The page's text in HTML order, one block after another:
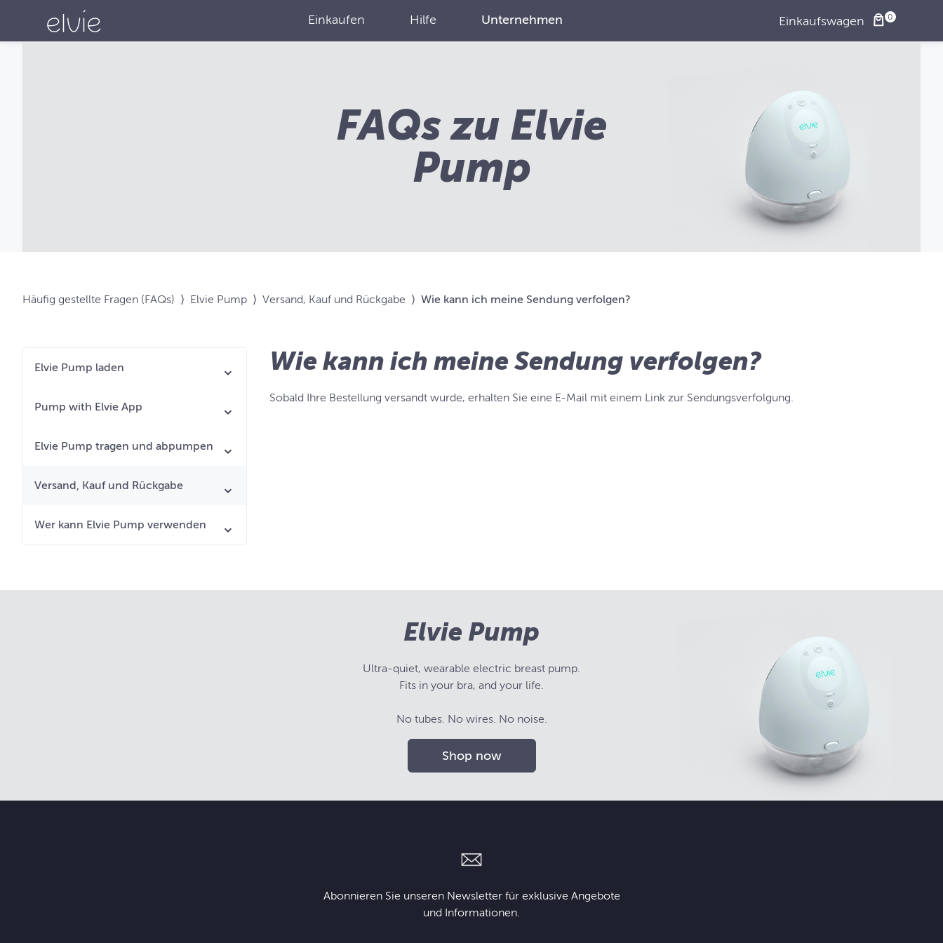
Einkaufen Hilfe Unternehmen Einkaufswagen
FAQs zu Elvie
Pump
Häufig gestellte Fragen (FAQs) ⟩ Elvie Pump ⟩ Versand, Kauf und Rückgabe ⟩ Wie kann ich meine Sendung verfolgen?
Elvie Pump laden
Pump with Elvie App
Elvie Pump tragen und abpumpen
Versand, Kauf und Rückgabe
Wer kann Elvie Pump verwenden
Wie kann ich meine Sendung verfolgen?
Sobald Ihre Bestellung versandt wurde, erhalten Sie eine E-Mail mit einem Link zur Sendungsverfolgung.
Elvie Pump
Ultra-quiet, wearable electric breast pump.
Fits in your bra, and your life.
No tubes. No wires. No noise.
Shop now
Abonnieren Sie unseren Newsletter für exklusive Angebote
und Informationen.